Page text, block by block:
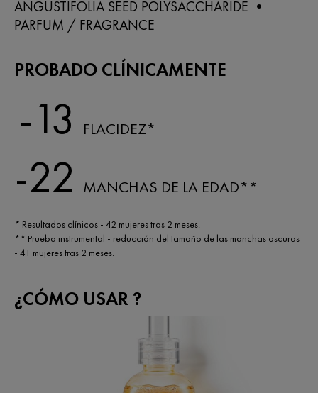
ANGUSTIFOLIA SEED POLYSACCHARIDE •
PARFUM / FRAGRANCE
PROBADO CLÍNICAMENTE
-13 FLACIDEZ*
-22 MANCHAS DE LA EDAD**
* Resultados clínicos - 42 mujeres tras 2 meses.
** Prueba instrumental - reducción del tamaño de las manchas oscuras
- 41 mujeres tras 2 meses.
¿CÓMO USAR ?